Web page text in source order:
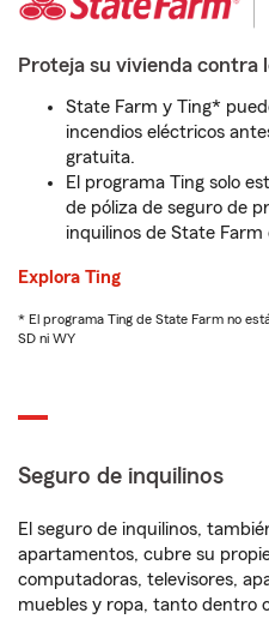
Proteja su vivienda contra
State Farm y Ting*
incendios eléctricos
gratuita.
El programa Ting solo
de póliza de seguro de
inquilinos de State Farm
Explora Ting
* El programa Ting de State Farm no
SD ni WY
Seguro de inquilinos
El seguro de inquilinos,
apartamentos, cubre su
computadoras, televisores,
muebles y ropa, tanto dentro